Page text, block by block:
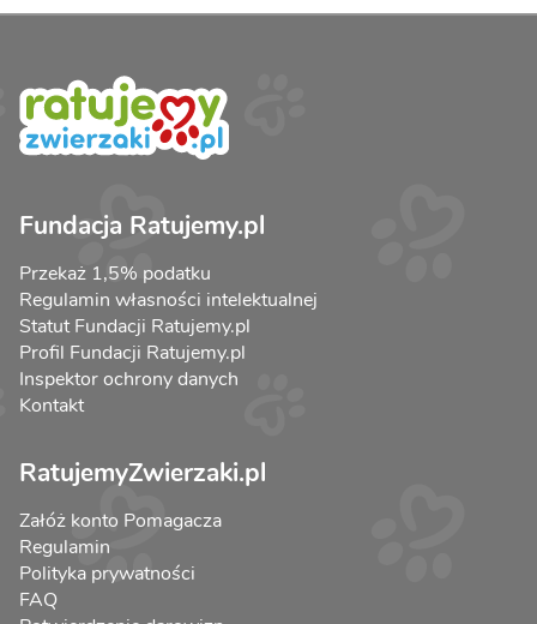
Fundacja Ratujemy.pl
Przekaż 1,5% podatku
Regulamin własności intelektualnej
Statut Fundacji Ratujemy.pl
Profil Fundacji Ratujemy.pl
Inspektor ochrony danych
Kontakt
RatujemyZwierzaki.pl
Załóż konto Pomagacza
Regulamin
Polityka prywatności
FAQ